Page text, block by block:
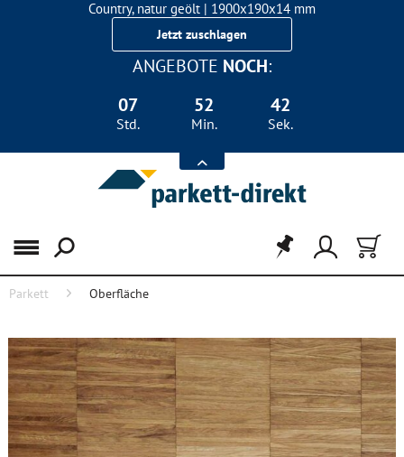
Country, natur geölt | 1900x190x14 mm
Landhausdiele Eiche für nur 29,90 €/m²
Jetzt zuschlagen
ANGEBOTE NOCH:
07
Std.
52
Min.
42
Sek.
Menü
Parkett Oberfläche